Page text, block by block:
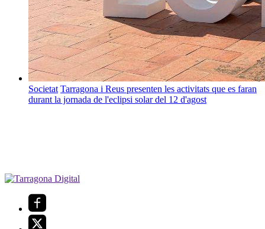
Societat Tarragona i Reus presenten les activitats que es faran
durant la jornada de l'eclipsi solar del 12 d'agost